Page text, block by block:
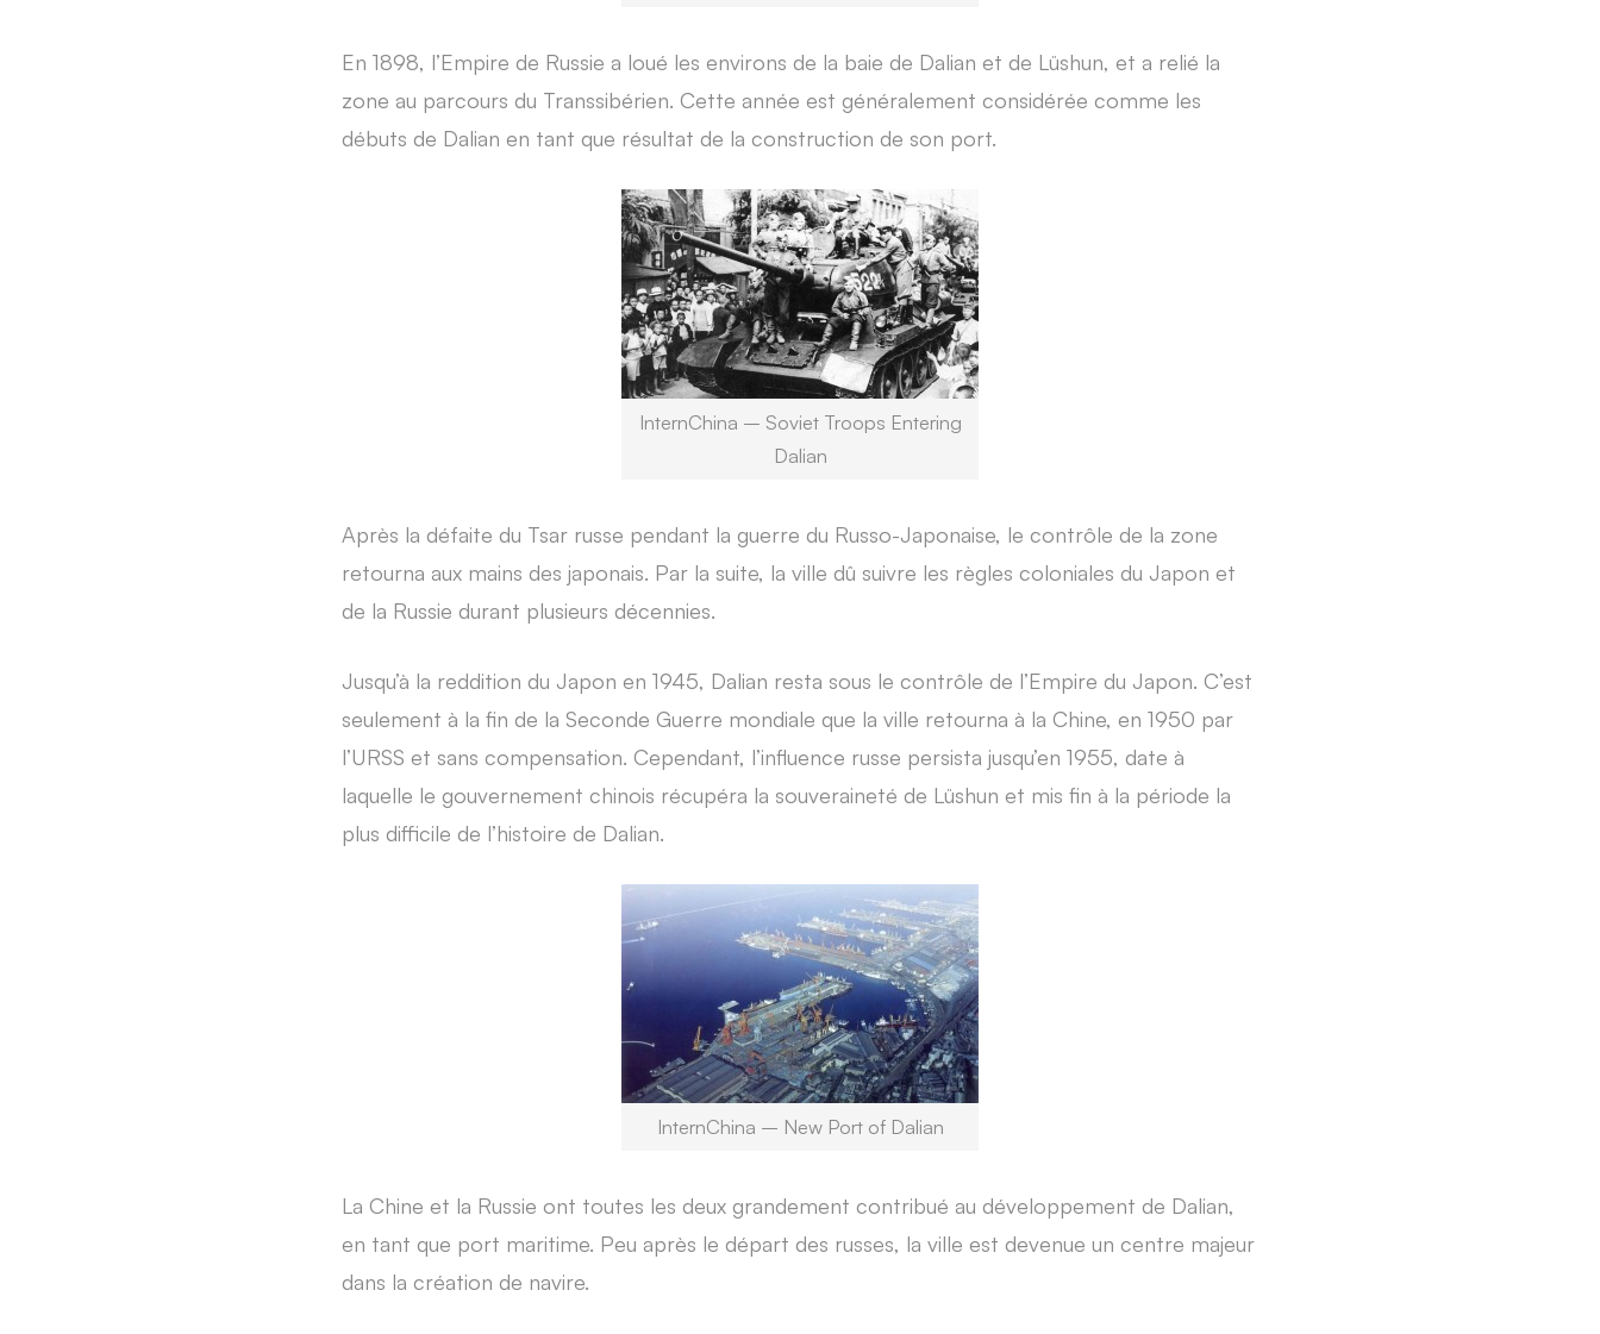
En 1898, l’Empire de Russie a loué les environs de la baie de Dalian et de Lüshun, et a relié la
zone au parcours du Transsibérien. Cette année est généralement considérée comme les
débuts de Dalian en tant que résultat de la construction de son port.
InternChina – Soviet Troops Entering
Dalian
Après la défaite du Tsar russe pendant la guerre du Russo-Japonaise, le contrôle de la zone
retourna aux mains des japonais. Par la suite, la ville dû suivre les règles coloniales du Japon et
de la Russie durant plusieurs décennies.
Jusqu’à la reddition du Japon en 1945, Dalian resta sous le contrôle de l’Empire du Japon. C’est
seulement à la fin de la Seconde Guerre mondiale que la ville retourna à la Chine, en 1950 par
l’URSS et sans compensation. Cependant, l’influence russe persista jusqu’en 1955, date à
laquelle le gouvernement chinois récupéra la souveraineté de Lüshun et mis fin à la période la
plus difficile de l’histoire de Dalian.
InternChina – New Port of Dalian
La Chine et la Russie ont toutes les deux grandement contribué au développement de Dalian,
en tant que port maritime. Peu après le départ des russes, la ville est devenue un centre majeur
dans la création de navire.